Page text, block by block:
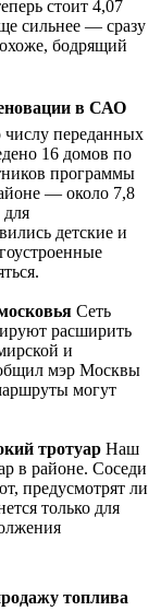
стоит 4,07
сильнее — сразу
бодрящий
в САО
числу переданных
16 домов по
программы
— около 7,8
детские и
Сеть
расширить
и
мэр Москвы
могут
тротуар Наш
в районе. Соседи
предусмотрят ли
только для
топлива